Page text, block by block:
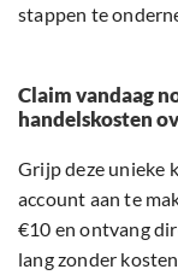
stappen te
Claim vandaag
handelskosten
Grijp deze unieke
account aan te
€10 en ontvang
lang zonder